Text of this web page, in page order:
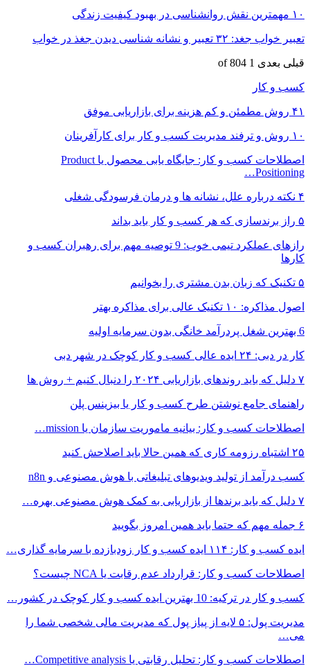
۱۰ مهمترین نقش روانشناسی در بهبود کیفیت زندگی
تعبیر خواب جغد: ۳۲ تعبیر و نشانه شناسی دیدن جغذ در خواب
قبلی بعدی 1 of 804
کسب و کار
۴۱ روش مطمئن و کم‌ هزینه برای بازاریابی موفق
۱۰ روش و ترفند مدیریت کسب و کار برای کارآفرینان
اصطلاحات کسب و کار: جایگاه یابی محصول یا Product
Positioning…
۴ نکته درباره علل، نشانه ها و درمان فرسودگی شغلی
۵ راز برندسازی که هر کسب و کار باید بداند
رازهای عملکرد تیمی خوب: 9 توصیه مهم برای رهبران کسب و
کارها
۵ تکنیک که زبان بدن مشتری را بخوانیم
اصول مذاکره: ۱۰ تکنیک عالی برای مذاکره بهتر
6 بهترین شغل پردرآمد خانگی بدون سرمایه اولیه
کار در دبی: ۲۴ ایده عالی کسب و کار کوچک در شهر دبی
۷ دلیل که باید روندهای بازاریابی ۲۰۲۴ را دنبال کنیم + روش ها
راهنمای جامع نوشتن طرح کسب و کار یا بیزینس پلن
اصطلاحات کسب و کار: بیانیه ماموریت سازمان یا mission…
۲۵ اشتباه رزومه کاری که همین حالا باید اصلاحش کنید
کسب درآمد از تولید ویدیوهای تبلیغاتی با هوش مصنوعی و n8n
۷ دلیل که باید برندها از بازاریابی به کمک هوش مصنوعی بهره…
۶ جمله مهم که حتما باید همین امروز بگویید
ایده کسب و کار: ۱۱۴ ایده کسب و کار زودبازده با سرمایه گذاری…
اصطلاحات کسب و کار: قرارداد عدم‌ رقابت یا NCA چیست؟
کسب و کار در ترکیه: 10 بهترین ایده‌ کسب و کار کوچک در کشور…
مدیریت پول: ۵ لایه از پیاز پول که مدیریت مالی شخصی شما را
می…
اصطلاحات کسب و کار: تحلیل رقابتی یا Competitive analysis…